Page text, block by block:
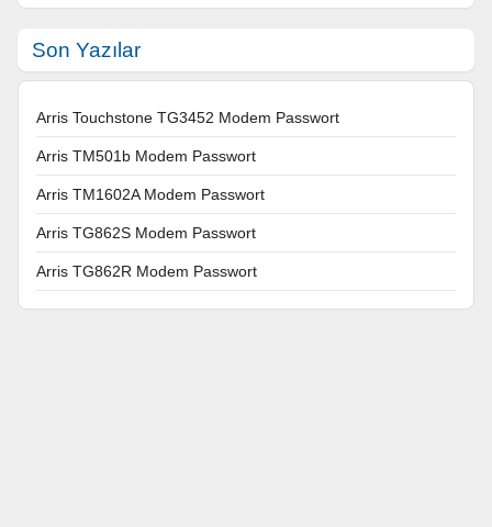
Son Yazılar
Arris Touchstone TG3452 Modem Passwort
Arris TM501b Modem Passwort
Arris TM1602A Modem Passwort
Arris TG862S Modem Passwort
Arris TG862R Modem Passwort